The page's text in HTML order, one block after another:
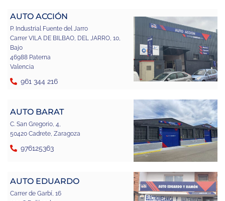
AUTO ACCIÓN
P. Industrial Fuente del Jarro
Carrer VILA DE BILBAO, DEL JARRO, 10,
Bajo
46988 Paterna
Valencia
961 344 216
AUTO BARAT
C. San Gregorio, 4,
50420 Cadrete, Zaragoza
976125363
AUTO EDUARDO
Carrer de Garbí, 16